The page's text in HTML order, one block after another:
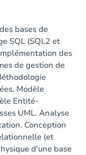
bases de
SQL (SQL2 et
des
de gestion de
Modèle
Entité-
UML. Analyse
Conception
(et
d'une base